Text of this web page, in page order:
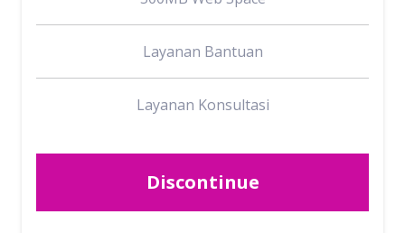
Layanan Bantuan
Layanan Konsultasi
Discontinue